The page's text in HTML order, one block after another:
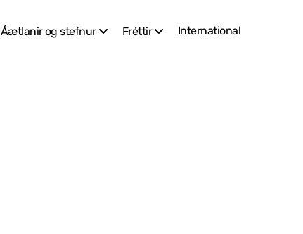
Áætlanir og stefnur Fréttir
International